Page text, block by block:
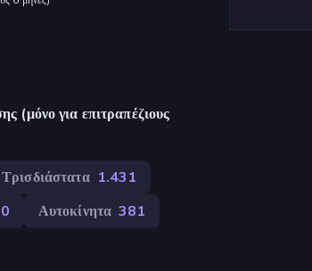
(μόνο για επιτραπέζιους
Τρισδιάστατα 1.431
Αυτοκίνητα 381